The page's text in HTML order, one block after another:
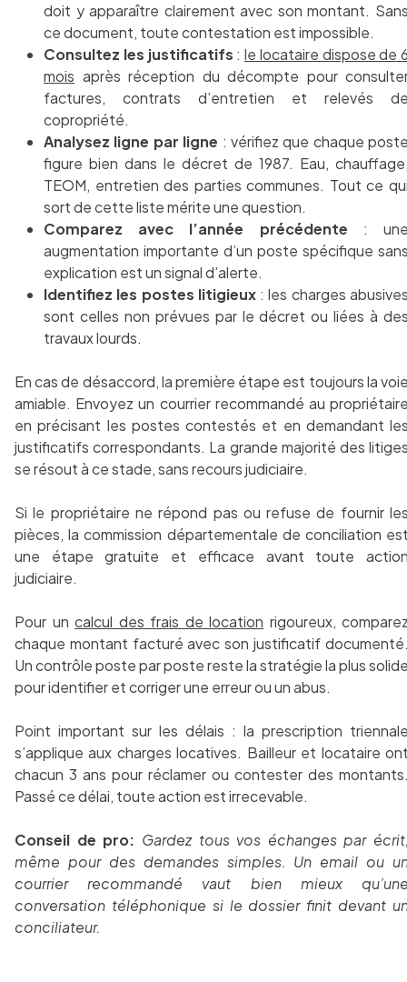
doit y apparaître clairement avec son montant.
ce document, toute contestation est impossible.
Consultez les justificatifs : le locataire dispose de
mois après réception du décompte pour
factures, contrats d’entretien et relevés
copropriété.
Analysez ligne par ligne : vérifiez que chaque
figure bien dans le décret de 1987. Eau,
TEOM, entretien des parties communes. Tout ce
sort de cette liste mérite une question.
Comparez avec l’année précédente :
augmentation importante d’un poste spécifique
explication est un signal d’alerte.
Identifiez les postes litigieux: les charges
sont celles non prévues par le décret ou liées à
travaux lourds.
En cas de désaccord, la première étape est toujours la
amiable. Envoyez un courrier recommandé au
en précisant les postes contestés et en demandant
justificatifs correspondants. La grande majorité des
se résout à ce stade, sans recours judiciaire.
Si le propriétaire ne répond pas ou refuse de fournir
pièces, la commission départementale de conciliation
une étape gratuite et efficace avant toute
judiciaire.
Pour un calcul des frais de location rigoureux,
chaque montant facturé avec son justificatif
Un contrôle poste par poste reste la stratégie la plus
pour identifier et corriger une erreur ou un abus.
Point important sur les délais : la prescription
s’applique aux charges locatives. Bailleur et locataire
chacun 3 ans pour réclamer ou contester des
Passé ce délai, toute action est irrecevable.
Conseil de pro: Gardez tous vos échanges par
même pour des demandes simples. Un email ou
courrier recommandé vaut bien mieux
conversation téléphonique si le dossier finit devant
conciliateur.